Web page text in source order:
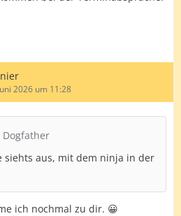
2026 um 11:28
siehts aus, mit dem ninja in der
ich nochmal zu dir. 😀